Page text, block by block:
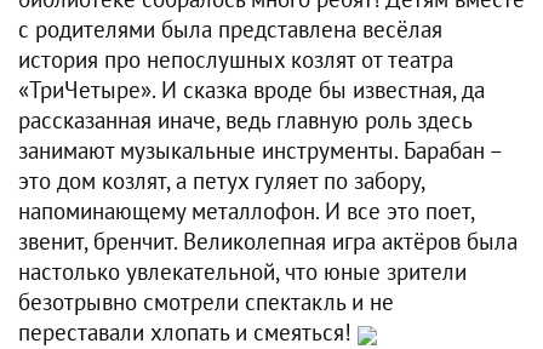
с родителями была представлена весёлая
история про непослушных козлят от театра
«ТриЧетыре». И сказка вроде бы известная, да
рассказанная иначе, ведь главную роль здесь
занимают музыкальные инструменты. Барабан –
это дом козлят, а петух гуляет по забору,
напоминающему металлофон. И все это поет,
звенит, бренчит. Великолепная игра актёров была
настолько увлекательной, что юные зрители
безотрывно смотрели спектакль и не
переставали хлопать и смеяться!